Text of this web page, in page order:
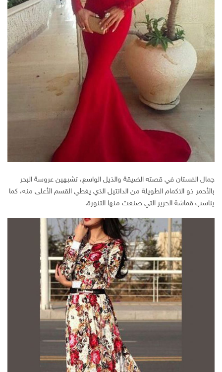
جمال الفستان في قصته الضيقة والذيل الواسع، تشبهين عروسة البحر
بالأحمر ذو الاكمام الطويلة من الدانتيل الذي يغطي القسم الأعلى منه، كما
يناسب قماشة الحرير التي صنعت منها التنورة.